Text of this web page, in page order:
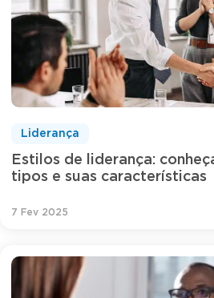
Estilos de liderança:
tipos e suas características
Liderança
7 Fev 2025